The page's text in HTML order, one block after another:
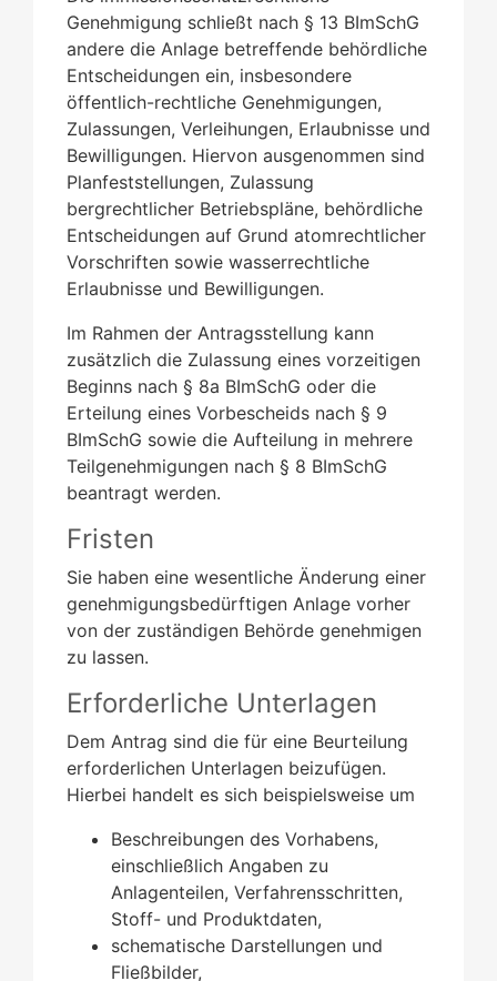
Genehmigung schließt nach § 13 BImSchG
andere die Anlage betreffende behördliche
Entscheidungen ein, insbesondere
öffentlich-rechtliche Genehmigungen,
Zulassungen, Verleihungen, Erlaubnisse und
Bewilligungen. Hiervon ausgenommen sind
Planfeststellungen, Zulassung
bergrechtlicher Betriebspläne, behördliche
Entscheidungen auf Grund atomrechtlicher
Vorschriften sowie wasserrechtliche
Erlaubnisse und Bewilligungen.
Im Rahmen der Antragsstellung kann
zusätzlich die Zulassung eines vorzeitigen
Beginns nach § 8a BImSchG oder die
Erteilung eines Vorbescheids nach § 9
BImSchG sowie die Aufteilung in mehrere
Teilgenehmigungen nach § 8 BImSchG
beantragt werden.
Fristen
Sie haben eine wesentliche Änderung einer
genehmigungsbedürftigen Anlage vorher
von der zuständigen Behörde genehmigen
zu lassen.
Erforderliche Unterlagen
Dem Antrag sind die für eine Beurteilung
erforderlichen Unterlagen beizufügen.
Hierbei handelt es sich beispielsweise um
Beschreibungen des Vorhabens,
einschließlich Angaben zu
Anlagenteilen, Verfahrensschritten,
Stoff- und Produktdaten,
schematische Darstellungen und
Fließbilder,